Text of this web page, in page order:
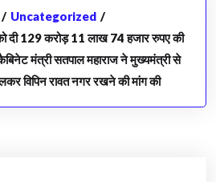
/ Uncategorized /
दी 129 करोड़ 11 लाख 74 हजार रुपए की
मंत्री सतपाल महाराज ने मुख्यमंत्री से
विपिन रावत नगर रखने की मांग की